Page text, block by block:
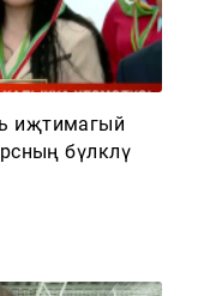
иҗтимагый
бүләкләү